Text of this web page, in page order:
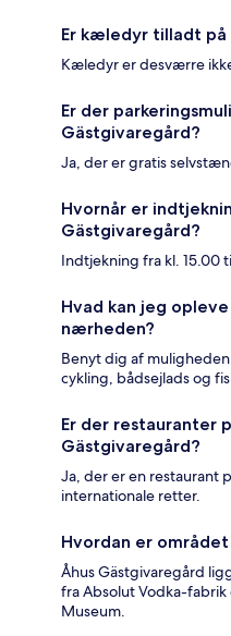
Er kæledyr tilladt på
Kæledyr er desværre
Er der
Gästgivaregård?
Ja, der er gratis
Hvornår er
Gästgivaregård?
Indtjekning fra kl. 15.00
Hvad kan jeg
nærheden?
Benyt dig af
cykling, bådsejlads og
Er der restauranter
Gästgivaregård?
Ja, der er en restaurant
internationale retter.
Hvordan er
Åhus Gästgivaregård
fra Absolut Vodka-
Museum.